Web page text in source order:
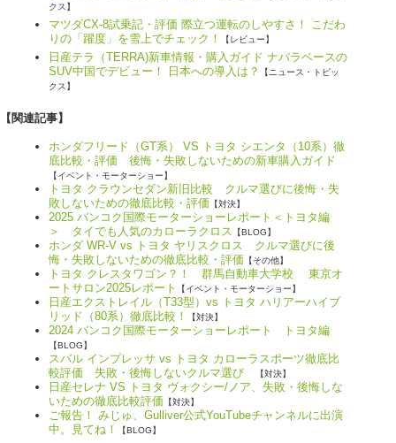
クス】
マツダCX-8試乗記・評価 際立つ運転のしやすさ！ こだわ
りの「躍度」を雪上でチェック！
【レビュー】
日産テラ（TERRA)新車情報・購入ガイド ナバラベースの
SUV中国でデビュー！ 日本への導入は？
【ニュース・トピッ
クス】
【関連記事】
ホンダフリード（GT系） VS トヨタ シエンタ（10系）徹
底比較・評価 後悔・失敗しないための新車購入ガイド
【イベント・モーターショー】
トヨタ クラウンセダン新旧比較 クルマ選びに後悔・失
敗しないための徹底比較・評価 【対決】
2025 バンコク国際モーターショーレポート＜トヨタ編
＞ タイでも人気のカローラクロス 【BLOG】
ホンダ WR-V vs トヨタ ヤリスクロス クルマ選びに後
悔・失敗しないための徹底比較・評価 【その他】
トヨタ クレスタワゴン？！ 群馬自動車大学校 東京オ
ートサロン2025レポート
【イベント・モーターショー】
日産エクストレイル（T33型）vs トヨタ ハリアーハイブ
リッド（80系）徹底比較！
【対決】
2024 バンコク国際モーターショーレポート トヨタ編
【BLOG】
スバル インプレッサ vs トヨタ カローラスポーツ徹底比
較評価 失敗・後悔しないクルマ選び
【対決】
日産セレナ VS トヨタ ヴォクシー/ノア、失敗・後悔しな
いための徹底比較評価 【対決】
ご報告！ みじゅ、Gulliver公式YouTubeチャンネルに出演
中。見てね！
【BLOG】